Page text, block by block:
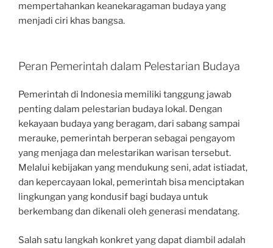
mempertahankan keanekaragaman budaya yang
menjadi ciri khas bangsa.
Peran Pemerintah dalam Pelestarian Budaya
Pemerintah di Indonesia memiliki tanggung jawab
penting dalam pelestarian budaya lokal. Dengan
kekayaan budaya yang beragam, dari sabang sampai
merauke, pemerintah berperan sebagai pengayom
yang menjaga dan melestarikan warisan tersebut.
Melalui kebijakan yang mendukung seni, adat istiadat,
dan kepercayaan lokal, pemerintah bisa menciptakan
lingkungan yang kondusif bagi budaya untuk
berkembang dan dikenali oleh generasi mendatang.
Salah satu langkah konkret yang dapat diambil adalah